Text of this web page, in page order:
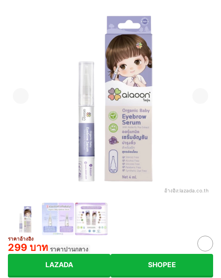
อ้างอิง:lazada.co.th
ราคาอ้างอิง
299 บาท ราคาปานกลาง
LAZADA SHOPEE